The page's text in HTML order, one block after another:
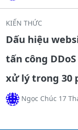
KIẾN THỨC
Dấu hiệu
tấn công
xử lý trong 30
Ngọc Chúc 17